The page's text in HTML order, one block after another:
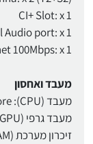
CI+ Slot: x 1
Audio port: x 1
100Mbps: x 1
מעבד ואחסון
מעבד (CPU): Cortex A73 Quad core
מעבד גרפי (GPU): Mali G52 (2EE) MC1
זיכרון מערכת (RAM): 3GB DDR4